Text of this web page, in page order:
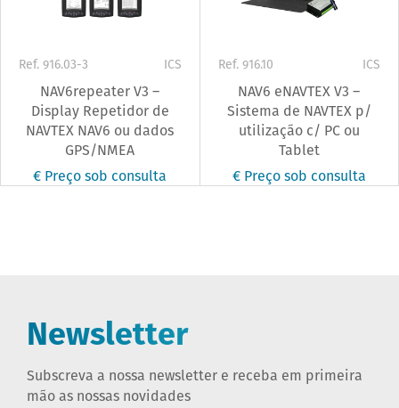
Ref. 916.03-3 ICS
NAV6repeater V3 –
Display Repetidor de
NAVTEX NAV6 ou dados
GPS/NMEA
€ Preço sob consulta
Ref. 916.10 ICS
NAV6 eNAVTEX V3 –
Sistema de NAVTEX p/
utilização c/ PC ou
Tablet
€ Preço sob consulta
Newsletter
Subscreva a nossa newsletter e receba em primeira
mão as nossas novidades